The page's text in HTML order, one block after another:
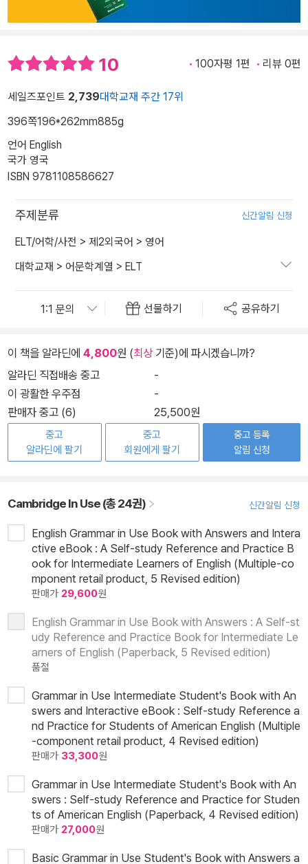
10 100자평 1편 리뷰 0편
세일즈포인트 2,739대학교재 주간 17위
396쪽196*262mm885g
언어 English
국가 영국
ISBN 9781108586627
주제분류 신간알림 신청
ELT/어학/사전 > 제2외국어 > 영어
대학교재 > 어문학계열 > ELT
선물하기 공유하기
이 책을 알라딘에 4,800원 (최상기준)에 파시겠습니까?
알라딘 직접배송 중고
-
이 광활한 우주점
-
판매자 중고 (6)
25,500원
중고
알라딘에 팔기
중고
회원에게 팔기
중고 등록
알림 신청
Cambridge In Use (총 24권) 신간알림 신청
English Grammar in Use Book with Answers and Intera
ctive eBook : A Self-study Reference and Practice B
ook for Intermediate Learners of English (Multiple-co
mponent retail product, 5 Revised edition)
판매가 29,600원
English Grammar in Use Book with Answers : A Self-st
udy Reference and Practice Book for Intermediate Le
arners of English (Paperback, 5 Revised edition)
품절
Grammar in Use Intermediate Student's Book with An
swers and Interactive eBook : Self-study Reference a
nd Practice for Students of American English (Multiple
-component retail product, 4 Revised edition)
판매가 33,300원
Grammar in Use Intermediate Student's Book with An
swers : Self-study Reference and Practice for Studen
ts of American English (Paperback, 4 Revised edition)
판매가 27,000원
Basic Grammar in Use Student's Book with Answers a